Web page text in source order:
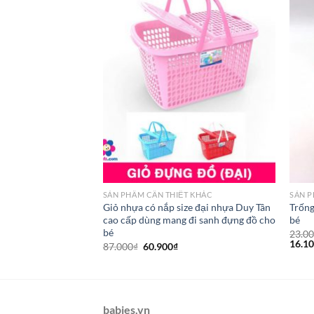
SẢN PHẦM CẦN THIẾT KHÁC
Giỏ nhựa có nắp size đại nhựa Duy Tân
cao cấp dùng mang đi sanh đựng đồ cho
bé
87.000₫ 60.900₫
SẢN
bé
babies.vn